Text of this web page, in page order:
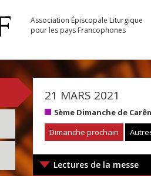
Association Épiscopale Liturgique
pour les pays Francophones
21 MARS 2021
5ème Dimanche de
Dimanche prochain
Lectures de la messe